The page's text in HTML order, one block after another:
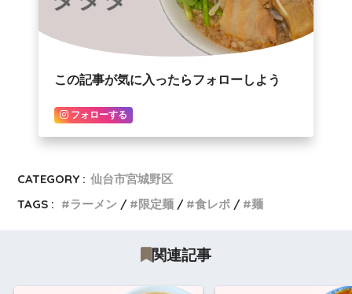
この記事が気に入ったらフォローしよう
フォローする
CATEGORY : 仙台市宮城野区
TAGS :
ラーメン 限定麺 食レポ 麺
関連記事